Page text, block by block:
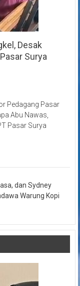
Desak
Surya
Pedagang Pasar
Abu Nawas,
Pasar Surya
dan Sydney
Warung Kopi